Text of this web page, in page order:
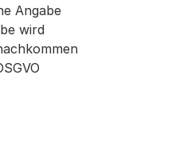
Angabe
wird